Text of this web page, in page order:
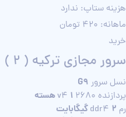
هزینه ستاپ: ندارد
ماهانه: 420 تومان
خرید
سرور مجازی ترکیه ( 2 )
نسل سرور G9
پردازنده 2680 v4 1 هسته
رم ddr4 2 گیگابایت